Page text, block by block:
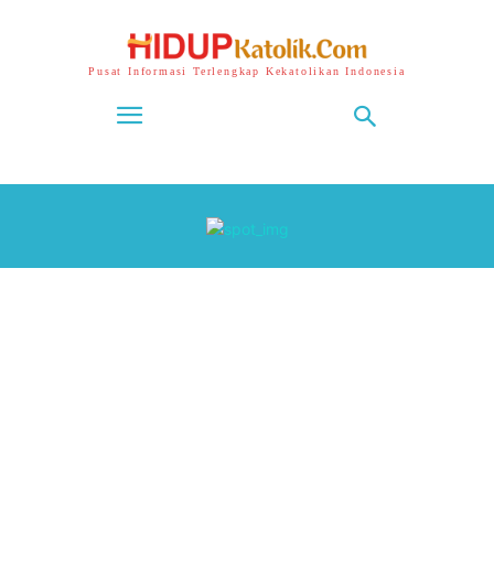
Pusat Informasi Terlengkap Kekatolikan Indonesia